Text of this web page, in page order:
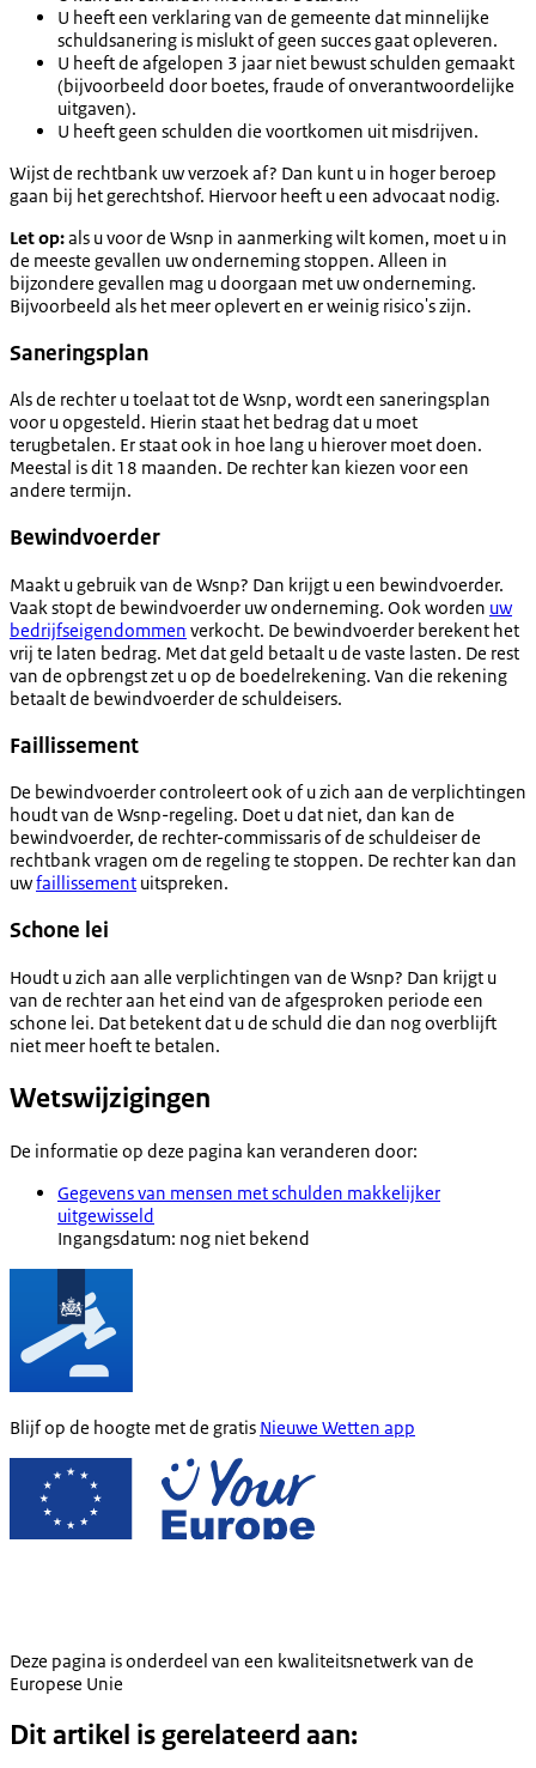
U heeft een verklaring van de gemeente dat minnelijke
schuldsanering is mislukt of geen succes gaat opleveren.
U heeft de afgelopen 3 jaar niet bewust schulden gemaakt
(bijvoorbeeld door boetes, fraude of onverantwoordelijke
uitgaven).
U heeft geen schulden die voortkomen uit misdrijven.
Wijst de rechtbank uw verzoek af? Dan kunt u in hoger beroep
gaan bij het gerechtshof. Hiervoor heeft u een advocaat nodig.
Let op:als u voor de Wsnp in aanmerking wilt komen, moet u in
de meeste gevallen uw onderneming stoppen. Alleen in
bijzondere gevallen mag u doorgaan met uw onderneming.
Bijvoorbeeld als het meer oplevert en er weinig risico's zijn.
Saneringsplan
Als de rechter u toelaat tot de Wsnp, wordt een saneringsplan
voor u opgesteld. Hierin staat het bedrag dat u moet
terugbetalen. Er staat ook in hoe lang u hierover moet doen.
Meestal is dit 18 maanden. De rechter kan kiezen voor een
andere termijn.
Bewindvoerder
Maakt u gebruik van de Wsnp? Dan krijgt u een bewindvoerder.
Vaak stopt de bewindvoerder uw onderneming. Ook worden uw
bedrijfseigendommen verkocht. De bewindvoerder berekent het
vrij te laten bedrag. Met dat geld betaalt u de vaste lasten. De rest
van de opbrengst zet u op de boedelrekening. Van die rekening
betaalt de bewindvoerder de schuldeisers.
Faillissement
De bewindvoerder controleert ook of u zich aan de verplichtingen
houdt van de Wsnp-regeling. Doet u dat niet, dan kan de
bewindvoerder, de rechter-commissaris of de schuldeiser de
rechtbank vragen om de regeling te stoppen. De rechter kan dan
uwfaillissement uitspreken.
Schone lei
Houdt u zich aan alle verplichtingen van de Wsnp? Dan krijgt u
van de rechter aan het eind van de afgesproken periode een
schone lei. Dat betekent dat u de schuld die dan nog overblijft
niet meer hoeft te betalen.
Wetswijzigingen
De informatie op deze pagina kan veranderen door:
Gegevens van mensen met schulden makkelijker
uitgewisseld
Ingangsdatum: nog niet bekend
Blijf op de hoogte met de gratis Nieuwe Wetten app
Deze pagina is onderdeel van een kwaliteitsnetwerk van de
Europese Unie
Dit artikel is gerelateerd aan: